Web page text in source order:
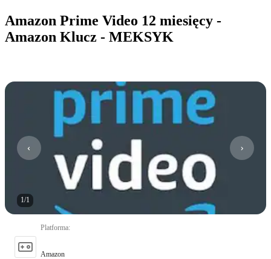
Amazon Prime Video 12 miesięcy -
Amazon Klucz - MEKSYK
1/1
Platforma:
Amazon